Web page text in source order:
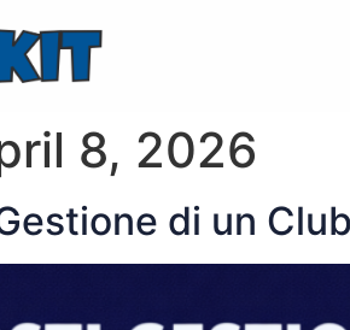
8, 2026
di un